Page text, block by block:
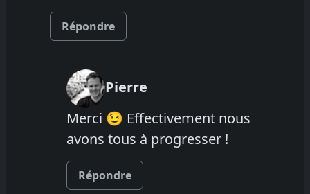
Répondre
Pierre
Merci 😉 Effectivement nous
avons tous à progresser !
Répondre